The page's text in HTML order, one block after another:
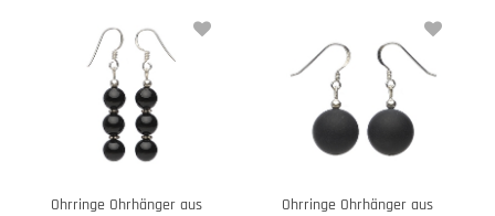
Ohrringe Ohrhänger aus
Ohrringe Ohrhänger aus